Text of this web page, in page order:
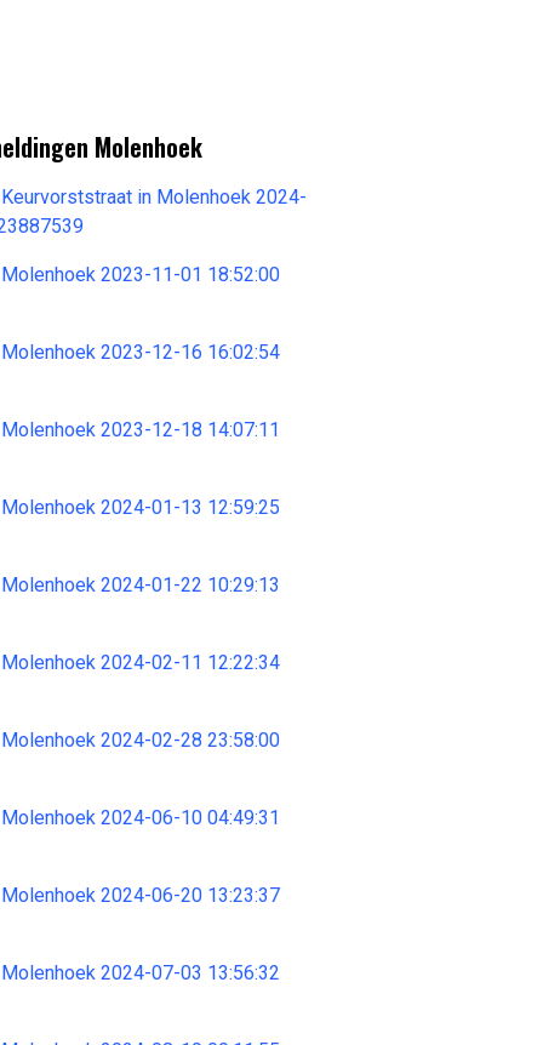
Molenhoek
in Molenhoek 2024-
2023-11-01 18:52:00
2023-12-16 16:02:54
2023-12-18 14:07:11
2024-01-13 12:59:25
2024-01-22 10:29:13
2024-02-11 12:22:34
2024-02-28 23:58:00
2024-06-10 04:49:31
2024-06-20 13:23:37
2024-07-03 13:56:32